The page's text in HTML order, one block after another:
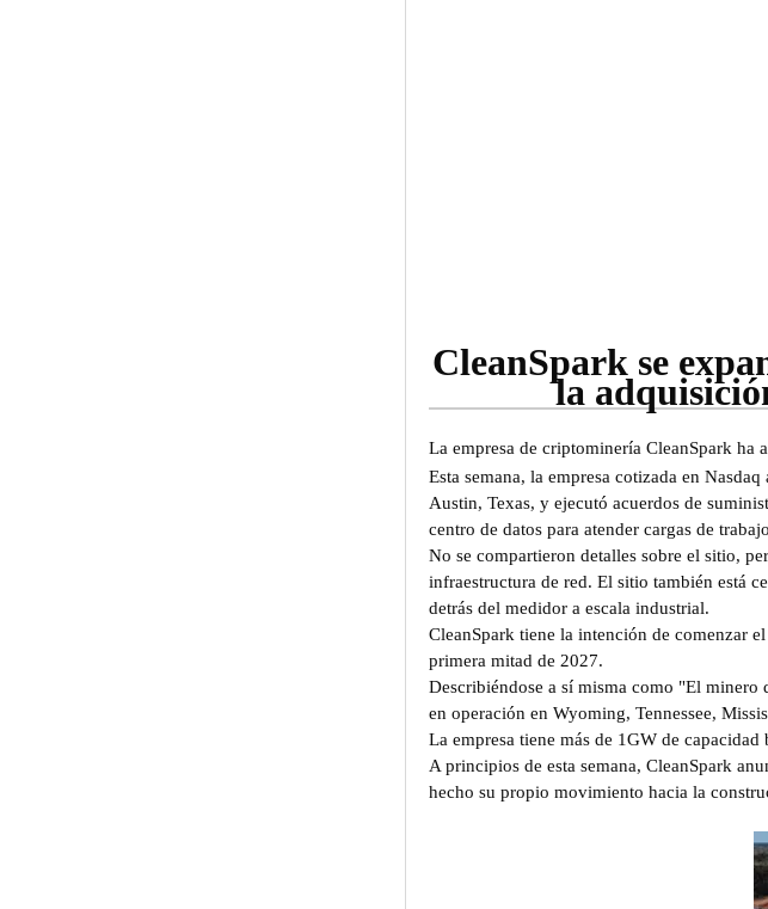
CleanSpark se
la
La empresa de criptominería CleanSpark ha
Esta semana, la empresa cotizada en
Austin, Texas, y ejecutó acuerdos de
centro de datos para atender cargas de
No se compartieron detalles sobre el sitio,
infraestructura de red. El sitio también está
detrás del medidor a escala industrial.
CleanSpark tiene la intención de comenzar
primera mitad de 2027.
Describiéndose a sí misma como "El
en operación en Wyoming, Tennessee,
La empresa tiene más de 1GW de
A principios de esta semana, CleanSpark
hecho su propio movimiento hacia la